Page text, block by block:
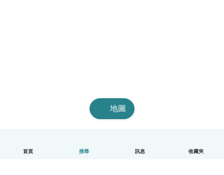
首頁 搜尋 訊息 收藏夾
地圖